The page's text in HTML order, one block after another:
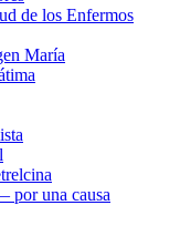
de los Enfermos
María
por una causa